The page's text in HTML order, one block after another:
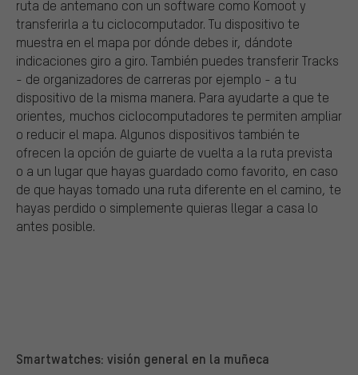
ruta de antemano con un software como Komoot y
transferirla a tu ciclocomputador. Tu dispositivo te
muestra en el mapa por dónde debes ir, dándote
indicaciones giro a giro. También puedes transferir Tracks
- de organizadores de carreras por ejemplo - a tu
dispositivo de la misma manera. Para ayudarte a que te
orientes, muchos ciclocomputadores te permiten ampliar
o reducir el mapa. Algunos dispositivos también te
ofrecen la opción de guiarte de vuelta a la ruta prevista
o a un lugar que hayas guardado como favorito, en caso
de que hayas tomado una ruta diferente en el camino, te
hayas perdido o simplemente quieras llegar a casa lo
antes posible.
Smartwatches: visión general en la muñeca